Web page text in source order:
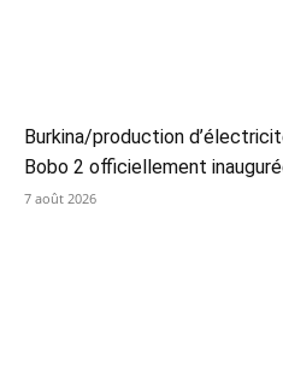
Burkina/production
Bobo 2 officiellement
7 août 2026